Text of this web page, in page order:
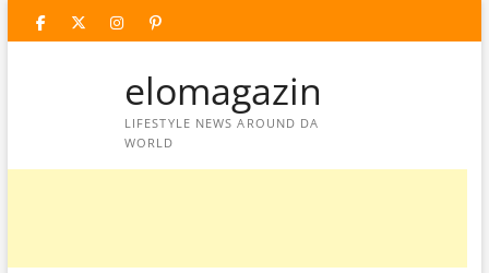
facebooktwitter
instagram
googleplus
pinterest
elomagazin
LIFESTYLE NEWS AROUND DA
WORLD